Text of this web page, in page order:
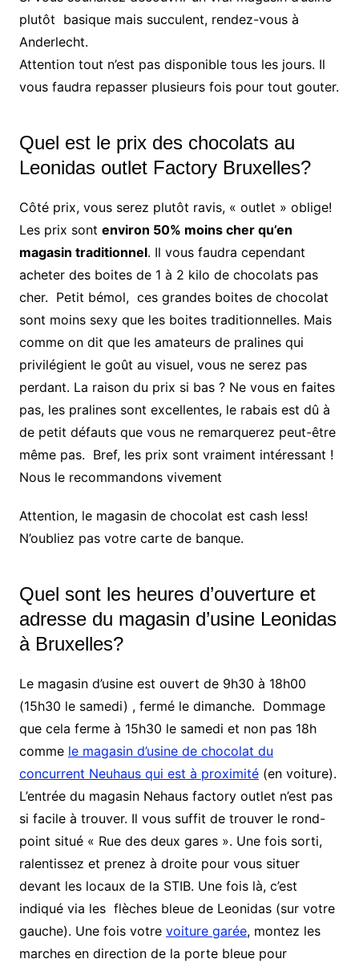
plutôt basique mais succulent, rendez-vous à
Anderlecht.
Attention tout n’est pas disponible tous les jours. Il
vous faudra repasser plusieurs fois pour tout gouter.
Quel est le prix des chocolats au
Leonidas outlet Factory Bruxelles?
Côté prix, vous serez plutôt ravis, « outlet » oblige!
Les prix sont environ 50% moins cher qu’en
magasin traditionnel. Il vous faudra cependant
acheter des boites de 1 à 2 kilo de chocolats pas
cher. Petit bémol, ces grandes boites de chocolat
sont moins sexy que les boites traditionnelles. Mais
comme on dit que les amateurs de pralines qui
privilégient le goût au visuel, vous ne serez pas
perdant. La raison du prix si bas ? Ne vous en faites
pas, les pralines sont excellentes, le rabais est dû à
de petit défauts que vous ne remarquerez peut-être
même pas. Bref, les prix sont vraiment intéressant !
Nous le recommandons vivement
Attention, le magasin de chocolat est cash less!
N’oubliez pas votre carte de banque.
Quel sont les heures d’ouverture et
adresse du magasin d’usine Leonidas
à Bruxelles?
Le magasin d’usine est ouvert de 9h30 à 18h00
(15h30 le samedi) , fermé le dimanche. Dommage
que cela ferme à 15h30 le samedi et non pas 18h
comme le magasin d’usine de chocolat du
concurrent Neuhaus qui est à proximité(en voiture).
L’entrée du magasin Nehaus factory outlet n’est pas
si facile à trouver. Il vous suffit de trouver le rond-
point situé « Rue des deux gares ». Une fois sorti,
ralentissez et prenez à droite pour vous situer
devant les locaux de la STIB. Une fois là, c’est
indiqué via les flèches bleue de Leonidas (sur votre
gauche). Une fois votre voiture garée, montez les
marches en direction de la porte bleue pour